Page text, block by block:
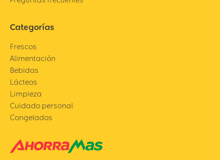
Categorías
Frescos
Alimentación
Bebidas
Lácteos
Limpieza
Cuidado personal
Congelados